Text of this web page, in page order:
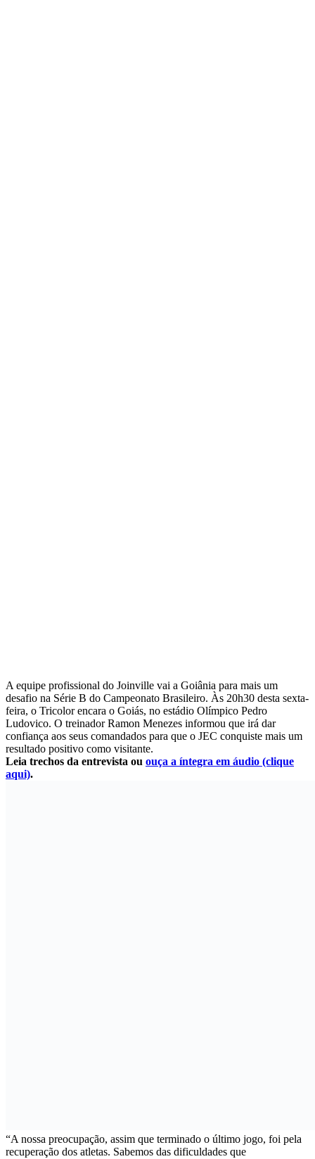
A equipe profissional do Joinville vai a Goiânia para mais um
desafio na Série B do Campeonato Brasileiro. Às 20h30 desta sexta-
feira, o Tricolor encara o Goiás, no estádio Olímpico Pedro
Ludovico. O treinador Ramon Menezes informou que irá dar
confiança aos seus comandados para que o JEC conquiste mais um
resultado positivo como visitante.
Leia trechos da entrevista ou ouça a íntegra em áudio (clique
aqui).
“A nossa preocupação, assim que terminado o último jogo, foi pela
recuperação dos atletas. Sabemos das dificuldades que